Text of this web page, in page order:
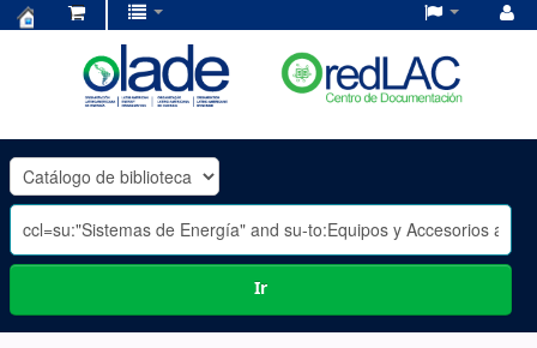
OLADE
-
Ir